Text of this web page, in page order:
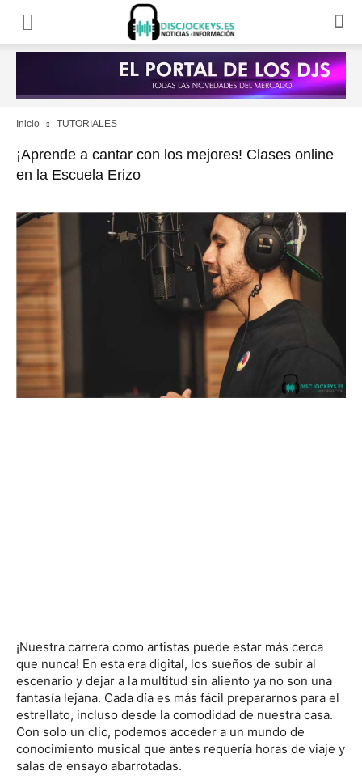
Inicio TUTORIALES
¡Aprende a cantar con los mejores! Clases online
en la Escuela Erizo
¡Nuestra carrera como artistas puede estar más cerca
que nunca! En esta era digital, los sueños de subir al
escenario y dejar a la multitud sin aliento ya no son una
fantasía lejana. Cada día es más fácil prepararnos para el
estrellato, incluso desde la comodidad de nuestra casa.
Con solo un clic, podemos acceder a un mundo de
conocimiento musical que antes requería horas de viaje y
salas de ensayo abarrotadas.